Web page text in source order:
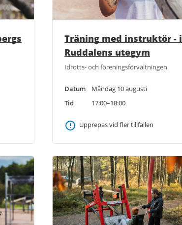
Träning med instruktör - i
Ruddalens utegym
Idrotts- och föreningsförvaltningen
Datum
Måndag 10 augusti
Tid
17:00–18:00
Upprepas vid fler tillfällen